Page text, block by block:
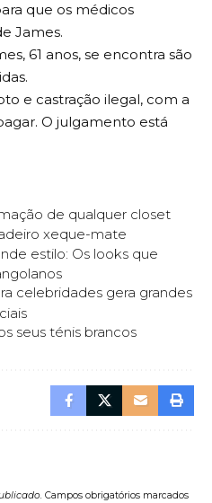
que os médicos
James.
61 anos, se encontra são
e castração ilegal, com a
O julgamento está
de qualquer closet
xeque-mate
estilo: Os looks que
celebridades gera grandes
seus ténis brancos
Campos obrigatórios marcados